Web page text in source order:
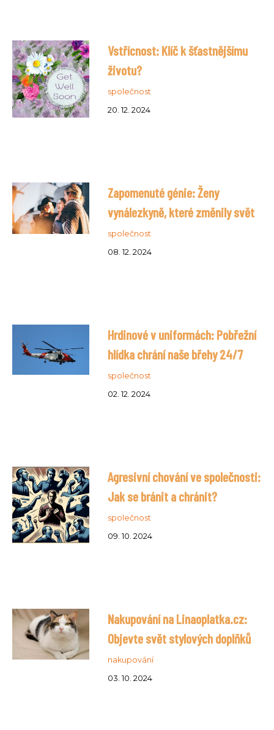
Vstřícnost: Klíč k šťastnějšímu
životu?
společnost
20. 12. 2024
Zapomenuté génie: Ženy
vynálezkyně, které změnily svět
společnost
08. 12. 2024
Hrdinové v uniformách: Pobřežní
hlídka chrání naše břehy 24/7
společnost
02. 12. 2024
Agresivní chování ve společnosti:
Jak se bránit a chránit?
společnost
09. 10. 2024
Nakupování na Linaoplatka.cz:
Objevte svět stylových doplňků
nakupování
03. 10. 2024